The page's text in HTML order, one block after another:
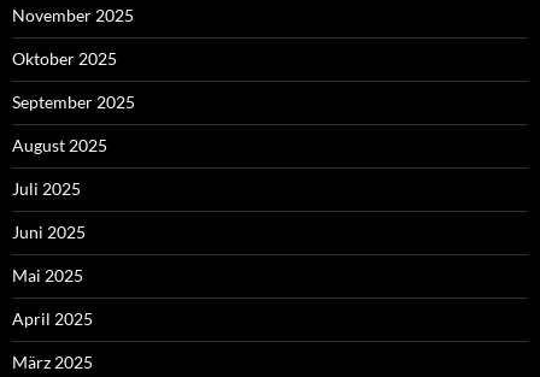
November 2025
Oktober 2025
September 2025
August 2025
Juli 2025
Juni 2025
Mai 2025
April 2025
März 2025